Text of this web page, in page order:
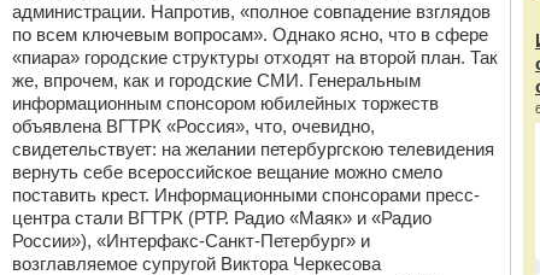
администрации. Напротив, «полное совпадение взглядов
по всем ключевым вопросам». Однако ясно, что в сфере
«пиара» городские структуры отходят на второй план. Так
же, впрочем, как и городские СМИ. Генеральным
информационным спонсором юбилейных торжеств
объявлена ВГТРК «Россия», что, очевидно,
свидетельствует: на желании петербургскою телевидения
вернуть себе всероссийское вещание можно смело
поставить крест. Информационными спонсорами пресс-
центра стали ВГТРК (РТР. Радио «Маяк» и «Радио
России»), «Интерфакс-Санкт-Петербург» и
возглавляемое супругой Виктора Черкесова